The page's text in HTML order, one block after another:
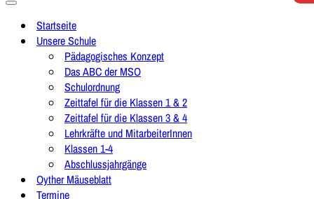
Navigationsmenü
Startseite
Unsere Schule
Pädagogisches Konzept
Das ABC der MSO
Schulordnung
Zeittafel für die Klassen 1 & 2
Zeittafel für die Klassen 3 & 4
Lehrkräfte und MitarbeiterInnen
Klassen 1-4
Abschlussjahrgänge
Oyther Mäuseblatt
Termine